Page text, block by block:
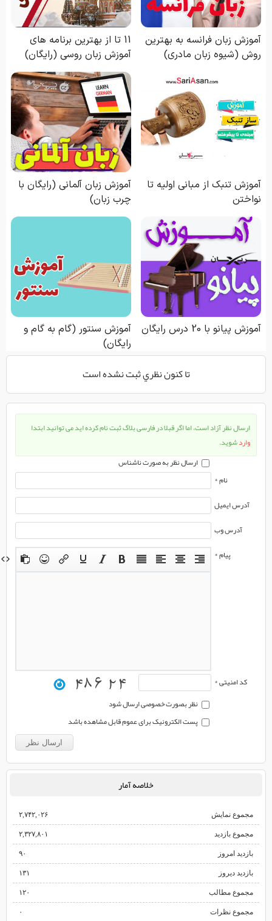
تا كنون نظري ثبت نشده است
ارسال نظر آزاد است، اما اگر قبلا در فارسی بلاگ ثبت نام کرده اید می توانید ابتدا
واردشوید.
ارسال نظر به صورت ناشناس
نام *
آدرس ایمیل
آدرس وب
پیام *
کد امنیتی *
نظر بصورت خصوصی ارسال شود
پست الکترونیک برای عموم قابل مشاهده باشد
خلاصه آمار
مجموع نمایش‌ ۲,۷۴۲,۰۲۶
مجموع بازدید ۲,۳۲۷,۸۰۱
بازدید امروز ۹۰
بازدید دیروز ۱۳۱
مجموع مطالب ۱۲۰
مجموع نظرات